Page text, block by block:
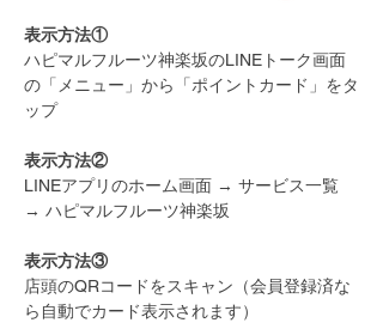
表示方法①
ハピマルフルーツ神楽坂のLINEトーク画面
の「メニュー」から「ポイントカード」をタ
ップ
表示方法②
LINEアプリのホーム画面 → サービス一覧
→ ハピマルフルーツ神楽坂
表示方法③
店頭のQRコードをスキャン（会員登録済な
ら自動でカード表示されます）